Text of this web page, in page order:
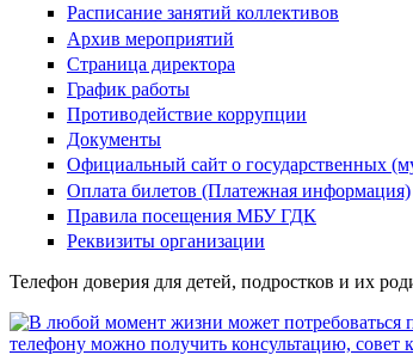
Расписание занятий коллективов
Архив мероприятий
Страница директора
График работы
Противодействие коррупции
Документы
Официальный сайт о государственных
Оплата билетов (Платежная информация)
Правила посещения МБУ ГДК
Реквизиты организации
Телефон доверия для детей, подростков и их